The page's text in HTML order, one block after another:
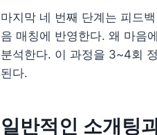
마지막 네 번째 단계는 피드
음 매칭에 반영한다. 왜 마음
분석한다. 이 과정을 3~4회
된다.
일반적인 소개팅